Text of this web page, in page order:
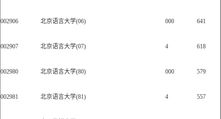
002906 北京语言大学(06) 000 641
002907 北京语言大学(07) 4 618
002980 北京语言大学(80) 000 579
002981 北京语言大学(81) 4 557